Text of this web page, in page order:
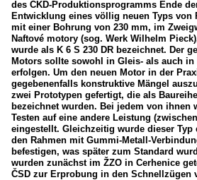
des ČKD-Produktionsprogramms Ende
Entwicklung eines völlig neuen Typs von
mit einer Bohrung von 230 mm, im
Naftové motory (sog. Werk Wilhelm
wurde als K 6 S 230 DR bezeichnet. Der
Motors sollte sowohl in Gleis- als auch
erfolgen. Um den neuen Motor in der
gegebenenfalls konstruktive Mängel
zwei Prototypen gefertigt, die als
bezeichnet wurden. Bei jedem von ihnen
Testen auf eine andere Leistung
eingestellt. Gleichzeitig wurde dieser Typ
den Rahmen mit Gummi-Metall-
befestigen, was später zum Standard
wurden zunächst im ŽZO in Cerhenice
ČSD zur Erprobung in den Schnellzügen